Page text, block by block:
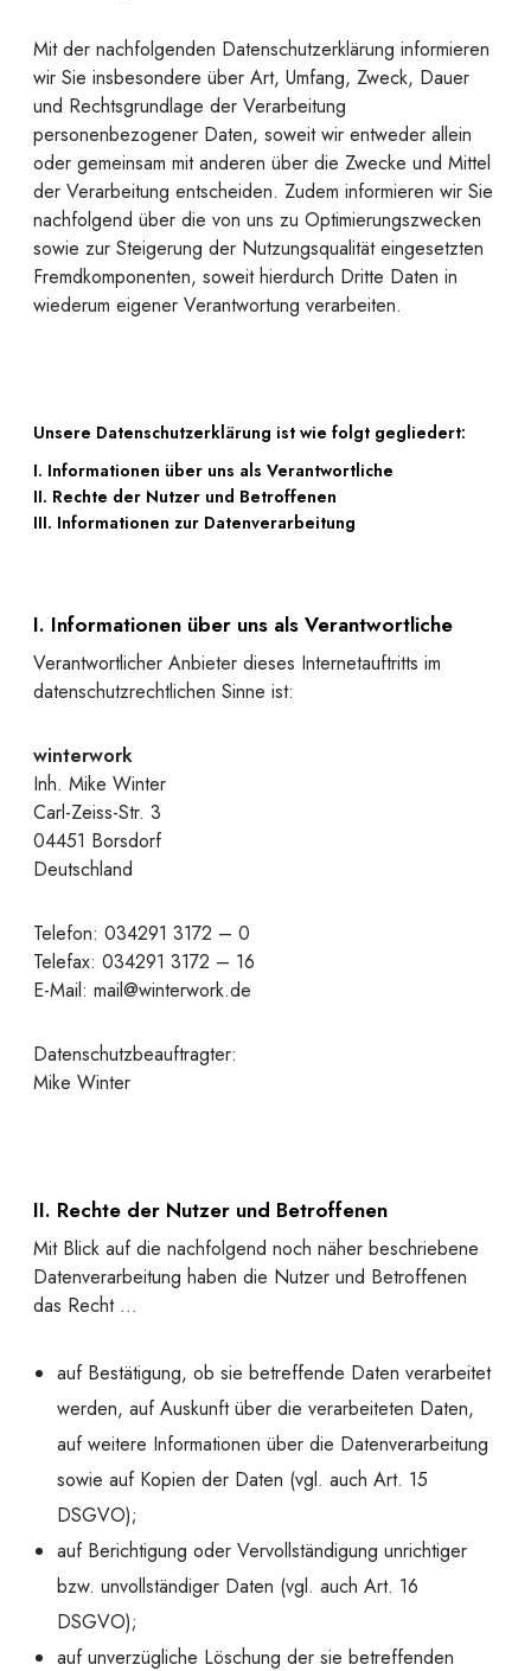
Mit der nachfolgenden Datenschutzerklärung informieren
wir Sie insbesondere über Art, Umfang, Zweck, Dauer
und Rechtsgrundlage der Verarbeitung
personenbezogener Daten, soweit wir entweder allein
oder gemeinsam mit anderen über die Zwecke und Mittel
der Verarbeitung entscheiden. Zudem informieren wir Sie
nachfolgend über die von uns zu Optimierungszwecken
sowie zur Steigerung der Nutzungsqualität eingesetzten
Fremdkomponenten, soweit hierdurch Dritte Daten in
wiederum eigener Verantwortung verarbeiten.
Unsere Datenschutzerklärung ist wie folgt gegliedert:
I. Informationen über uns als Verantwortliche
II. Rechte der Nutzer und Betroffenen
III. Informationen zur Datenverarbeitung
I. Informationen über uns als Verantwortliche
Verantwortlicher Anbieter dieses Internetauftritts im
datenschutzrechtlichen Sinne ist:
winterwork
Inh. Mike Winter
Carl-Zeiss-Str. 3
04451 Borsdorf
Deutschland
Telefon: 034291 3172 – 0
Telefax: 034291 3172 – 16
E-Mail: mail@winterwork.de
Datenschutzbeauftragter:
Mike Winter
II. Rechte der Nutzer und Betroffenen
Mit Blick auf die nachfolgend noch näher beschriebene
Datenverarbeitung haben die Nutzer und Betroffenen
das Recht …
auf Bestätigung, ob sie betreffende Daten verarbeitet
werden, auf Auskunft über die verarbeiteten Daten,
auf weitere Informationen über die Datenverarbeitung
sowie auf Kopien der Daten (vgl. auch Art. 15
DSGVO);
auf Berichtigung oder Vervollständigung unrichtiger
bzw. unvollständiger Daten (vgl. auch Art. 16
DSGVO);
auf unverzügliche Löschung der sie betreffenden